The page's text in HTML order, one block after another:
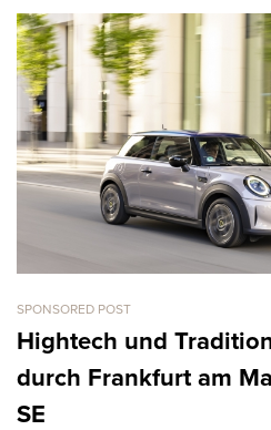
SPONSORED POST
Hightech und
durch Frankfurt am
SE